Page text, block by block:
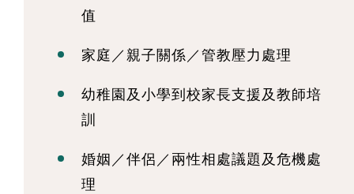
值
家庭／親子關係／管教壓力處理
幼稚園及小學到校家長支援及教師培
訓
婚姻／伴侶／兩性相處議題及危機處
理